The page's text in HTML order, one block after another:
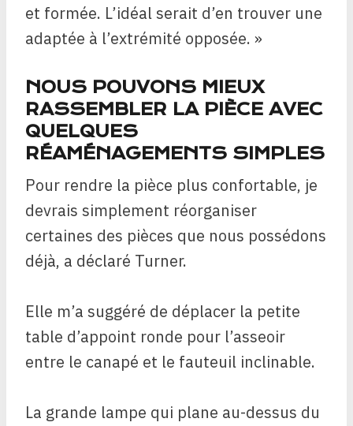
et formée. L’idéal serait d’en trouver une
adaptée à l’extrémité opposée. »
NOUS POUVONS MIEUX
RASSEMBLER LA PIÈCE AVEC
QUELQUES
RÉAMÉNAGEMENTS SIMPLES
Pour rendre la pièce plus confortable, je
devrais simplement réorganiser
certaines des pièces que nous possédons
déjà, a déclaré Turner.
Elle m’a suggéré de déplacer la petite
table d’appoint ronde pour l’asseoir
entre le canapé et le fauteuil inclinable.
La grande lampe qui plane au-dessus du